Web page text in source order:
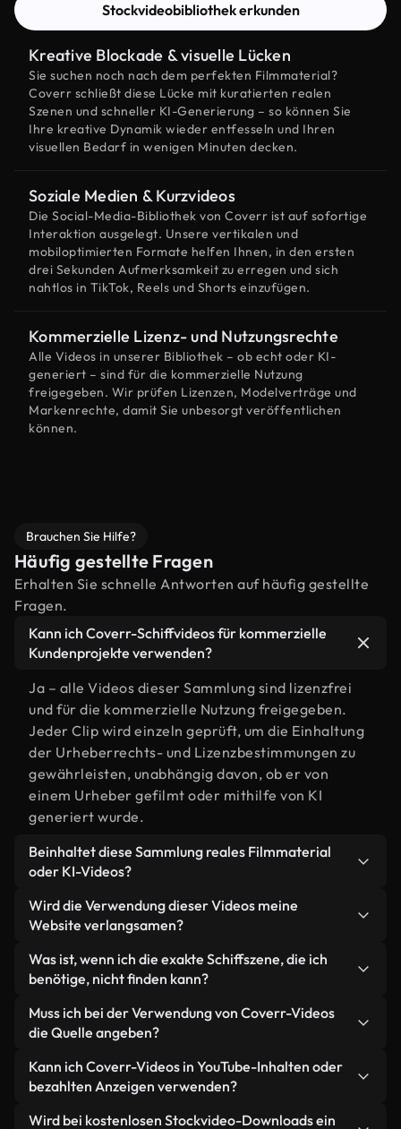
Stockvideobibliothek erkunden
Kreative Blockade & visuelle Lücken
Sie suchen noch nach dem perfekten Filmmaterial?
Coverr schließt diese Lücke mit kuratierten realen
Szenen und schneller KI-Generierung – so können Sie
Ihre kreative Dynamik wieder entfesseln und Ihren
visuellen Bedarf in wenigen Minuten decken.
Soziale Medien & Kurzvideos
Die Social-Media-Bibliothek von Coverr ist auf sofortige
Interaktion ausgelegt. Unsere vertikalen und
mobiloptimierten Formate helfen Ihnen, in den ersten
drei Sekunden Aufmerksamkeit zu erregen und sich
nahtlos in TikTok, Reels und Shorts einzufügen.
Kommerzielle Lizenz- und Nutzungsrechte
Alle Videos in unserer Bibliothek – ob echt oder KI-
generiert – sind für die kommerzielle Nutzung
freigegeben. Wir prüfen Lizenzen, Modelverträge und
Markenrechte, damit Sie unbesorgt veröffentlichen
können.
Brauchen Sie Hilfe?
Häufig gestellte Fragen
Erhalten Sie schnelle Antworten auf häufig gestellte
Fragen.
Kann ich Coverr-Schiffvideos für kommerzielle
Kundenprojekte verwenden?
Ja – alle Videos dieser Sammlung sind lizenzfrei
und für die kommerzielle Nutzung freigegeben.
Jeder Clip wird einzeln geprüft, um die Einhaltung
der Urheberrechts- und Lizenzbestimmungen zu
gewährleisten, unabhängig davon, ob er von
einem Urheber gefilmt oder mithilfe von KI
generiert wurde.
Beinhaltet diese Sammlung reales Filmmaterial
oder KI-Videos?
Beides. Es handelt sich um eine Hybridbibliothek
aus realen, von Menschen aufgenommenen
generierten Videos. Jedes Video ist eindeutig
beschriftet, sodass Sie immer wissen, was Sie
verwenden.
Wird die Verwendung dieser Videos meine
Website verlangsamen?
Nicht, wenn Sie unsere optimierten Versionen
wählen. Wir bieten schlanke, webfähige Formate,
wurden – so bleibt die Qualität hoch, während
gleichzeitig die Ladezeiten minimiert und
Kennzahlen wie LCP verbessert werden.
Was ist, wenn ich die exakte Schiffszene, die ich
benötige, nicht finden kann?
Mit Coverr AI Studio erstellen Sie im
Handumdrehen ein solches Video. Beschreiben Sie
Sonnenuntergang" – und das Studio generiert
innerhalb von Sekunden ein individuelles Video für
Sie, das unseren Lizenzbestimmungen entspricht.
Muss ich bei der Verwendung von Coverr-Videos
die Quelle angeben?
Eine Namensnennung ist nicht erforderlich. Alle
Videos in unserer Stockbibliothek sind lizenzfrei
verwendet werden – wir freuen uns aber immer
Kann ich Coverr-Videos in YouTube-Inhalten oder
bezahlten Anzeigen verwenden?
Ja. Sämtliches Stockmaterial von Coverr darf in
Wird bei kostenlosen Stockvideo-Downloads ein